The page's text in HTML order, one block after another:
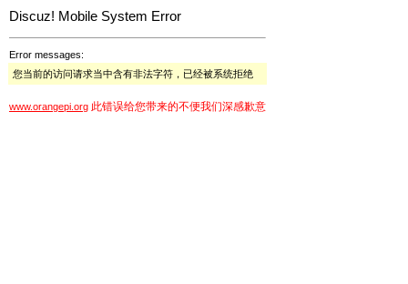
Discuz! Mobile System Error
Error messages:
您当前的访问请求当中含有非法字符，已经被系统拒绝
www.orangepi.org 此错误给您带来的不便我们深感歉意